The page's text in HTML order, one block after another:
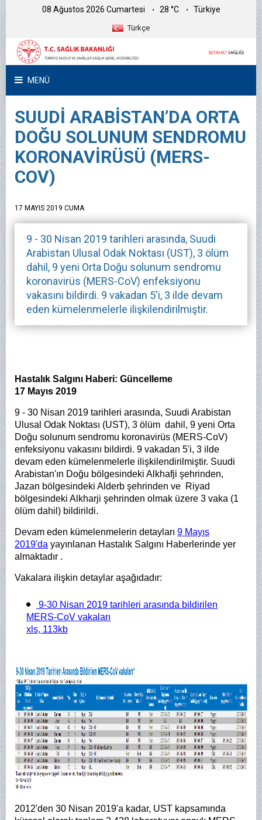
08 Ağustos 2026 Cumartesi 28 °C Türkiye
Türkçe
MENÜ
SUUDİ ARABİSTAN’DA ORTA
DOĞU SOLUNUM SENDROMU
KORONAVİRÜSÜ (MERS-
COV)
17 MAYIS 2019 CUMA
9 - 30 Nisan 2019 tarihleri arasında, Suudi
Arabistan Ulusal Odak Noktası (UST), 3 ölüm
dahil, 9 yeni Orta Doğu solunum sendromu
koronavirüs (MERS-CoV) enfeksiyonu
vakasını bildirdi. 9 vakadan 5'i, 3 ilde devam
eden kümelenmelerle ilişkilendirilmiştir.
Hastalık Salgını Haberi: Güncelleme
17 Mayıs 2019
9 - 30 Nisan 2019 tarihleri ​​arasında, Suudi Arabistan
Ulusal Odak Noktası (UST), 3 ölüm dahil, 9 yeni Orta
Doğu solunum sendromu koronavirüs (MERS-CoV)
enfeksiyonu vakasını bildirdi. 9 vakadan 5'i, 3 ilde
devam eden kümelenmelerle ilişkilendirilmiştir. Suudi
Arabistan'ın Doğu bölgesindeki Alkhafji şehrinden,
Jazan bölgesindeki Alderb şehrinden ve Riyad
bölgesindeki Alkharji şehrinden olmak üzere 3 vaka (1
ölüm dahil) bildirildi.
Devam eden kümelenmelerin detayları 9 Mayıs
2019'da yayınlanan Hastalık Salgını Haberlerinde yer
almaktadır .
Vakalara ilişkin detaylar aşağıdadır:
9-30 Nisan 2019 tarihleri arasında bildirilen
MERS-CoV vakaları
xls, 113kb
2012'den 30 Nisan 2019'a kadar, UST kapsamında